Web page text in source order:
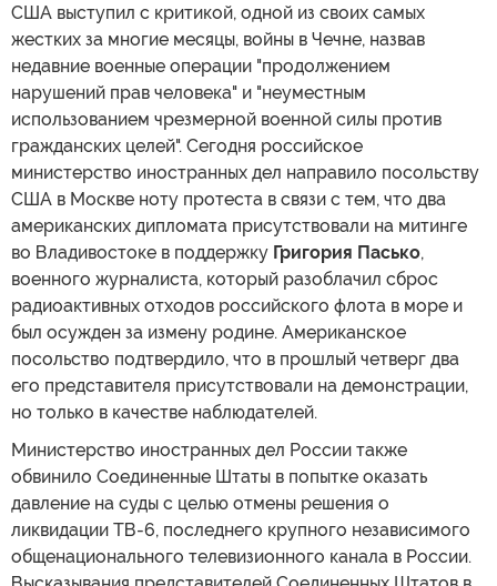
США выступил с критикой, одной из своих самых
жестких за многие месяцы, войны в Чечне, назвав
недавние военные операции "продолжением
нарушений прав человека" и "неуместным
использованием чрезмерной военной силы против
гражданских целей". Сегодня российское
министерство иностранных дел направило посольству
США в Москве ноту протеста в связи с тем, что два
американских дипломата присутствовали на митинге
во Владивостоке в поддержку Григория Пасько,
военного журналиста, который разоблачил сброс
радиоактивных отходов российского флота в море и
был осужден за измену родине. Американское
посольство подтвердило, что в прошлый четверг два
его представителя присутствовали на демонстрации,
но только в качестве наблюдателей.
Министерство иностранных дел России также
обвинило Соединенные Штаты в попытке оказать
давление на суды с целью отмены решения о
ликвидации ТВ-6, последнего крупного независимого
общенационального телевизионного канала в России.